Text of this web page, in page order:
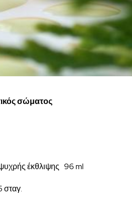
σώματος
έκθλιψης 96 ml